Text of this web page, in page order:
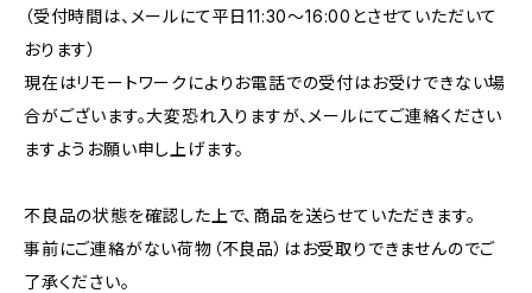
（受付時間は、メールにて平日11:30〜16:00とさせていただいて
おります）
現在はリモートワークによりお電話での受付はお受けできない場
合がございます。大変恐れ入りますが、メールにてご連絡ください
ますようお願い申し上げます。
不良品の状態を確認した上で、商品を送らせていただきます。
事前にご連絡がない荷物（不良品）はお受取りできませんのでご
了承ください。